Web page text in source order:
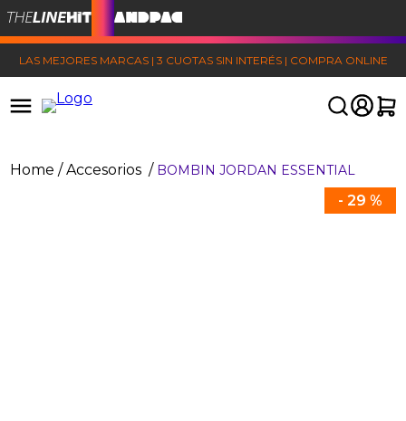
LAS MEJORES MARCAS | 3 CUOTAS SIN INTERÉS | COMPRA ONLINE
Accesorios BOMBIN JORDAN ESSENTIAL
- 29 %